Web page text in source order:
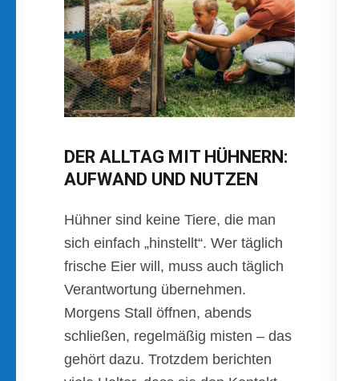
DER ALLTAG MIT HÜHNERN:
AUFWAND UND NUTZEN
Hühner sind keine Tiere, die man
sich einfach „hinstellt“. Wer täglich
frische Eier will, muss auch täglich
Verantwortung übernehmen.
Morgens Stall öffnen, abends
schließen, regelmäßig misten – das
gehört dazu. Trotzdem berichten